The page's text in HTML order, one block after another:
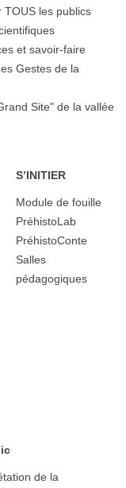
les publics
et savoir-faire
Gestes de la
Site" de la vallée
S’INITIER
Module de fouille
PréhistoLab
PréhistoConte
Salles
pédagogiques
de la